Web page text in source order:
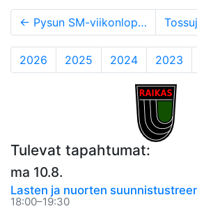
← Pysun SM-viikonloppu Kurikassa
2026 2025 2024 2023
Tulevat tapahtumat:
ma 10.8.
Lasten ja nuorten
18:00–19:30